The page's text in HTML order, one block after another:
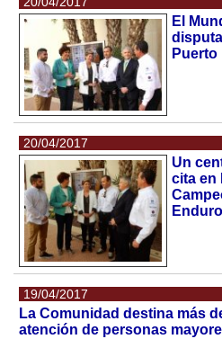
El
20/04/2017
Un
cita en
Enduro
19/04/2017
La Comunidad destina más
atención de personas